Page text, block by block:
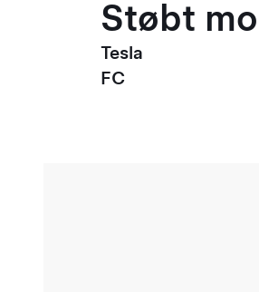
Støbt
Tesla
FC